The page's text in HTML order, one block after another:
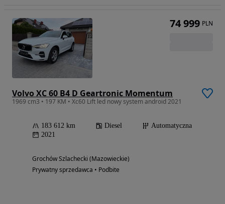
Volvo XC 60 B4 D Geartronic Momentum
1969 cm3 • 197 KM • Xc60 Lift led nowy system android 2021
183 612 km Diesel
Automatyczna
2021
Grochów Szlachecki (Mazowieckie)
Prywatny sprzedawca • Podbite
74 999 PLN